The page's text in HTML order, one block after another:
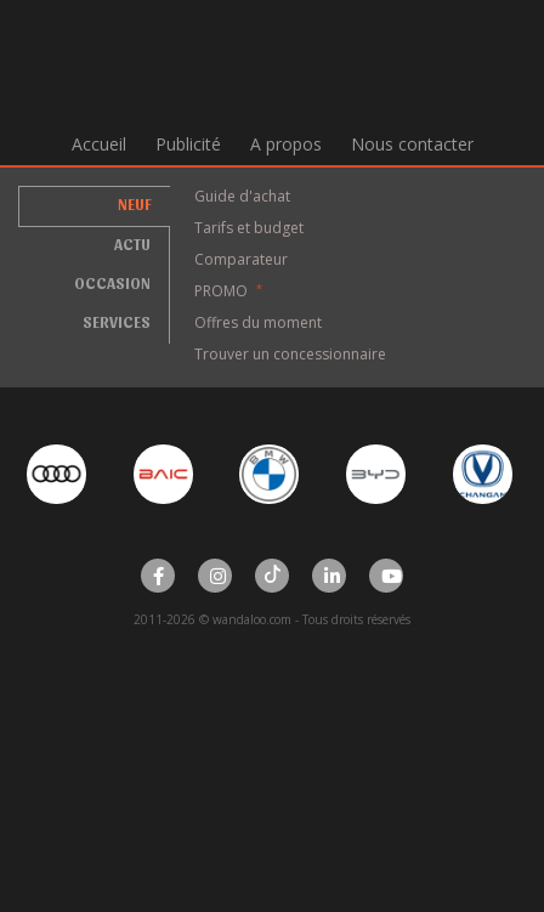
Accueil Publicité A propos Nous contacter
NEUF
ACTU
OCCASION
SERVICES
Guide d'achat
Tarifs et budget
Comparateur
PROMO
*
Offres du moment
Trouver un concessionnaire
2011-2026 © wandaloo.com - Tous droits réservés